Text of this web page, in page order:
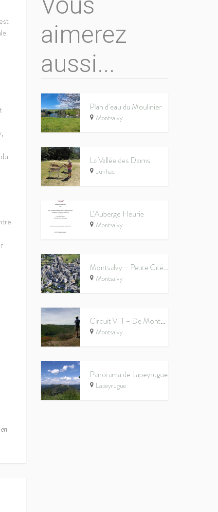
aimerez
aussi...
Plan d’eau du Moulinier
Montsalvy
La Vallée des Daims
Junhac
L’Auberge Fleurie
Montsalvy
Montsalvy – Petite Cité de Caractère®
Montsalvy
Circuit VTT – De Montsalvy à la vallée du Goul
Montsalvy
Panorama de Lapeyrugue
Lapeyrugue